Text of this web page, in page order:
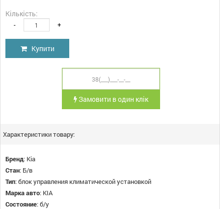
Кількість:
- +
Купити
Замовити в один клік
Характеристики товару:
Бренд: Kia
Стан: Б/в
Тип:блок управления климатической установкой
Марка авто: KIA
Состояние:б/у